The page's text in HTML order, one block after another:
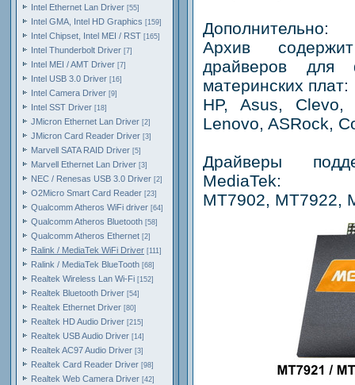
Intel Ethernet Lan Driver [55]
Intel GMA, Intel HD Graphics [159]
Intel Chipset, Intel MEI / RST [165]
Intel Thunderbolt Driver [7]
Intel MEI / AMT Driver [7]
Intel USB 3.0 Driver [16]
Intel Camera Driver [9]
Intel SST Driver [18]
JMicron Ethernet Lan Driver [2]
JMicron Card Reader Driver [3]
Marvell SATA RAID Driver [5]
Marvell Ethernet Lan Driver [3]
NEC / Renesas USB 3.0 Driver [2]
O2Micro Smart Card Reader [23]
Qualcomm Atheros WiFi driver [64]
Qualcomm Atheros Bluetooth [58]
Qualcomm Atheros Ethernet [2]
Ralink / MediaTek WiFi Driver [111]
Ralink / MediaTek BlueTooth [68]
Realtek Wireless Lan Wi-Fi [152]
Realtek Bluetooth Driver [54]
Realtek Ethernet Driver [80]
Realtek HD Audio Driver [215]
Realtek USB Audio Driver [14]
Realtek AC97 Audio Driver [3]
Realtek Card Reader Driver [98]
Realtek Web Camera Driver [42]
Дополнительно:
Архив
драйверов для
материнских плат:
HP, Asus, Clevo,
Lenovo, ASRock,
Драйверы
MediaTek:
MT7902, MT7922,